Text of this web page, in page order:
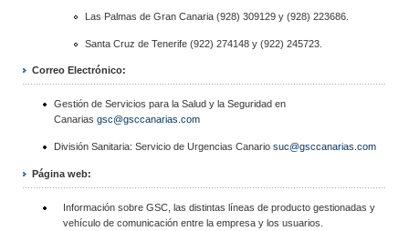
Las Palmas de Gran Canaria (928) 309129 y (928) 223686.
Santa Cruz de Tenerife (922) 274148 y (922) 245723.
Correo Electrónico:
Gestión de Servicios para la Salud y la Seguridad en
Canarias gsc@gsccanarias.com
División Sanitaria: Servicio de Urgencias Canario suc@gsccanarias.com
Página web:
Información sobre GSC, las distintas líneas de producto gestionadas y
vehículo de comunicación entre la empresa y los usuarios.